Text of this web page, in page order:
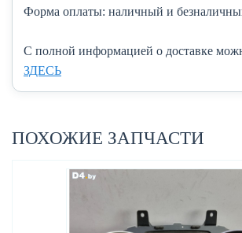
Форма оплаты: наличный и
C полной информацией о доставке
ЗДЕСЬ
ПОХОЖИЕ ЗАПЧАСТИ